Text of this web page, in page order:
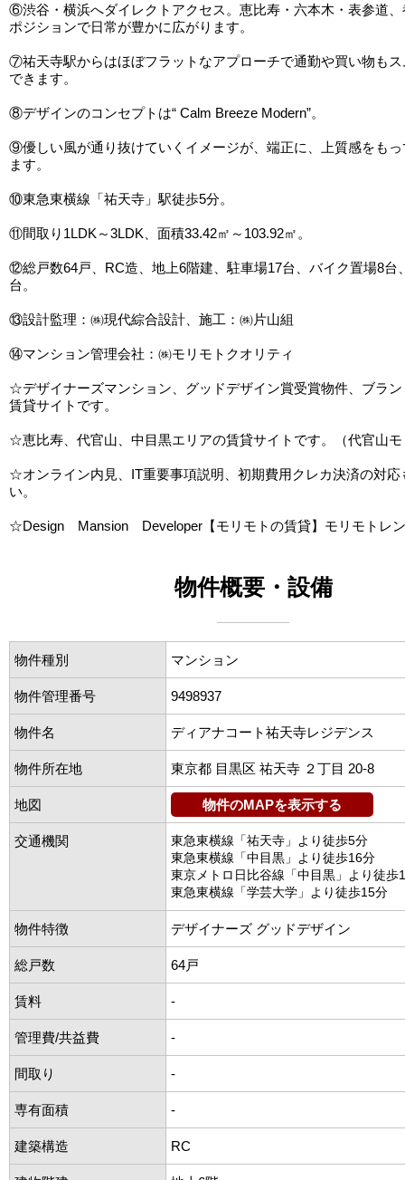
⑥渋谷・横浜へダイレクトアクセス。恵比寿・六本木・表参道
ポジションで日常が豊かに広がります。
⑦祐天寺駅からはほぼフラットなアプローチで通勤や買い物も
できます。
⑧デザインのコンセプトは“ Calm Breeze Modern”。
⑨優しい風が通り抜けていくイメージが、端正に、上質感をも
ます。
⑩東急東横線「祐天寺」駅徒歩5分。
⑪間取り1LDK～3LDK、面積33.42㎡～103.92㎡。
⑫総戸数64戸、RC造、地上6階建、駐車場17台、バイク置場8台
台。
⑬設計監理：㈱現代綜合設計、施工：㈱片山組
⑭マンション管理会社：㈱モリモトクオリティ
☆デザイナーズマンション、グッドデザイン賞受賞物件、ブラ
賃貸サイトです。
☆恵比寿、代官山、中目黒エリアの賃貸サイトです。（代官山
☆オンライン内見、IT重要事項説明、初期費用クレカ決済の対応
い。
☆Design Mansion Developer【モリモトの賃貸】モリモトレ
物件概要・設備
物件種別 マンション
物件管理番号 9498937
物件名 ディアナコート祐天寺レジデンス
物件所在地 東京都 目黒区 祐天寺 ２丁目 20-8
地図 物件のMAPを表示する
交通機関
東急東横線「祐天寺」より徒歩5分
東急東横線「中目黒」より徒歩16分
東京メトロ日比谷線「中目黒」より徒歩
東急東横線「学芸大学」より徒歩15分
物件特徴 デザイナーズ グッドデザイン
総戸数 64戸
賃料 -
管理費/共益費 -
間取り -
専有面積 -
建築構造 RC